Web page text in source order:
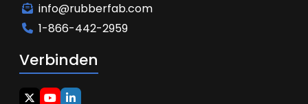
info@rubberfab.com
1-866-442-2959
Verbinden